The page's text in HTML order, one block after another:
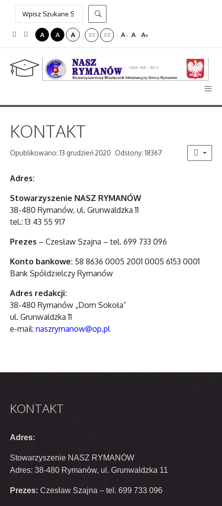
A A A A- A A+
KONTAKT
Opublikowano: 13 grudzień 2020 Odsłony: 18367
Adres:
Stowarzyszenie NASZ RYMANÓW
38-480 Rymanów, ul. Grunwaldzka 11
tel.: 13 43 55 917
Prezes – Czesław Szajna – tel. 699 733 096
Konto bankowe: 58 8636 0005 2001 0005 6153 0001
Bank Spółdzielczy Rymanów
Adres redakcji:
38-480 Rymanów „Dom Sokoła”
ul. Grunwaldzka 11
e-mail: naszrymanow@op.pl
KONTAKT
Adres:
Stowarzyszenie NASZ RYMANÓW
Adres: 38-480 Rymanów, ul. Grunwaldzka 11
Prezes: Czesław Szajna – tel. 699 733 096